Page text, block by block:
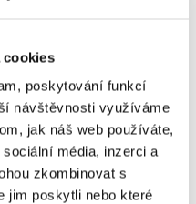
cookies
poskytování funkcí
návštěvnosti využíváme
jak náš web používáte,
média, inzerci a
zkombinovat s
jim poskytli nebo které
molle Brown